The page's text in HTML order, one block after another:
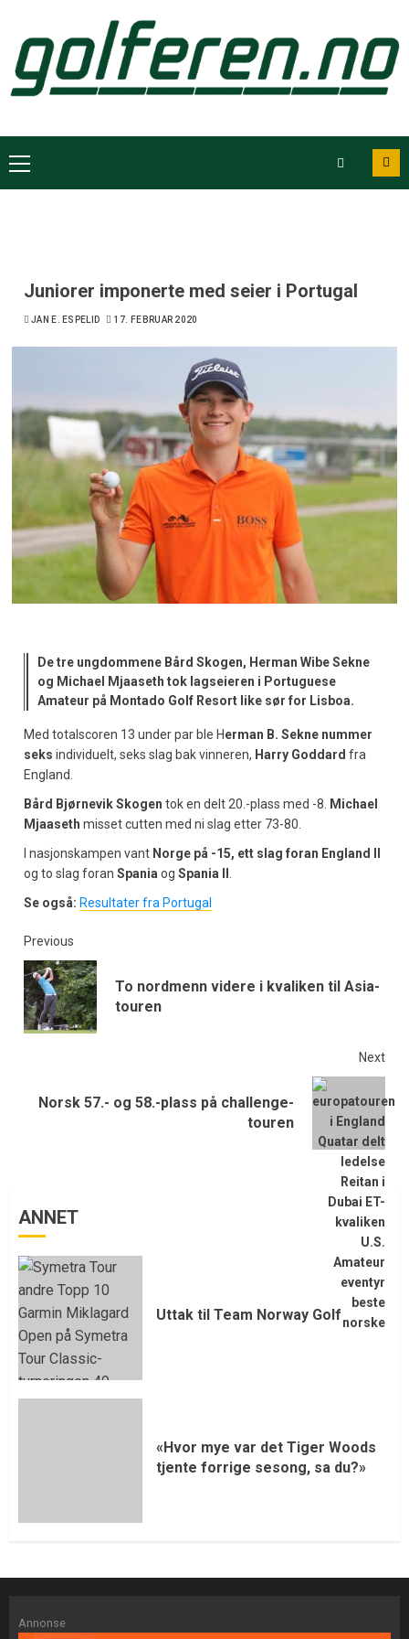
Juniorer imponerte med seier i Portugal
JAN E. ESPELID 17. FEBRUAR 2020
De tre ungdommene Bård Skogen, Herman Wibe Sekne
og Michael Mjaaseth tok lagseieren i Portuguese
Amateur på Montado Golf Resort like sør for Lisboa.
Med totalscoren 13 under par ble Herman B. Sekne nummer
seks individuelt, seks slag bak vinneren, Harry Goddard fra
England.
Bård Bjørnevik Skogen tok en delt 20.-plass med -8. Michael
Mjaaseth misset cutten med ni slag etter 73-80.
I nasjonskampen vant Norge på -15, ett slag foran England II
og to slag foran Spania og Spania II
Se også: Resultater fra Portugal
Previous
To nordmenn videre i kvaliken til Asia-
touren
Next
Norsk 57.- og 58.-plass på challenge-
touren
ANNET
Uttak til Team Norway Golf
«Hvor mye var det Tiger Woods
tjente forrige sesong, sa du?»
Annonse